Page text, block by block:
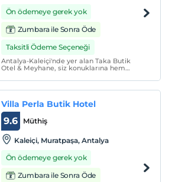
Ön ödemeye gerek yok
Zumbara ile Sonra Öde
Taksitli Ödeme Seçeneği
Antalya-Kaleiçi'nde yer alan Taka Butik
Otel & Meyhane, siz konuklarına hem
hizmeti sunmaktadır. Bünyesinde
kendisine ait bir restoran bulunan otelde,
edilmektedir.
Villa Perla Butik Hotel
Müthiş
9.6
Kaleiçi, Muratpaşa, Antalya
Ön ödemeye gerek yok
Zumbara ile Sonra Öde